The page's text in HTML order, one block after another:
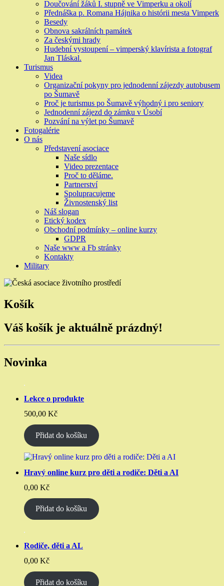
Doučování žáků I. stupně ve Vimperku a okolí
Přednáška p. Romana Hájnika o histórii mesta Vimperk
Besedy
Obnova sakrálních památek
Za českými hrady
Hudební vystoupení – vimperský klavírista a fotograf
Jan Tláskal.
Turismus
Videa
Organizační pokyny pro jednodenní zájezdy autobusem
po Šumavě
Proč je turismus po Šumavě výhodný i pro seniory
Jednodenní zájezd do zámku v Úsobí
Pozvání na výlet po Šumavě
Fotogalérie
O nás
Představení asociace
Naše sídlo
Video prezentace
Proč to děláme.
Partnerství
Spolupracujeme
Živnostenský list
Náš slogan
Etický kodex
Obchodní podmínky – online kurzy
GDPR
Naše www a Fb stránky
Kontakty
Military
Košík
Váš košík je aktuálně prázdný!
Novinka
Lekce o produkte
500,00 Kč
Přidat do košíku
Hravý online kurz pro děti a rodiče: Děti a AI
0,00 Kč
Přidat do košíku
Rodiče, děti a AL
0,00 Kč
Přidat do košíku